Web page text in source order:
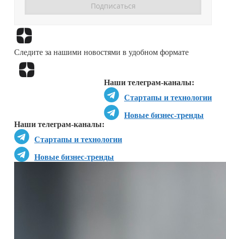
Следите за нашими новостями в удобном формате
Наши телеграм-каналы:
Стартапы и технологии
Новые бизнес-тренды
Наши телеграм-каналы:
Стартапы и технологии
Новые бизнес-тренды